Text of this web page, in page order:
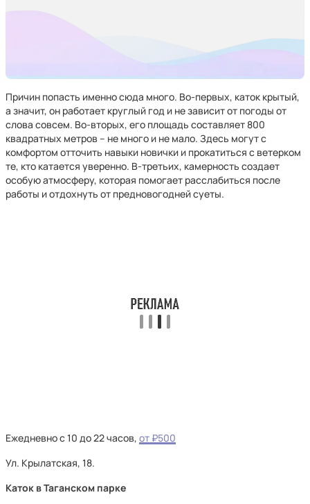
Причин попасть именно сюда много. Во-первых, каток крытый,
а значит, он работает круглый год и не зависит от погоды от
слова совсем. Во-вторых, его площадь составляет 800
квадратных метров – не много и не мало. Здесь могут с
комфортом отточить навыки новички и прокатиться с ветерком
те, кто катается уверенно. В-третьих, камерность создает
особую атмосферу, которая помогает расслабиться после
работы и отдохнуть от предновогодней суеты.
Ежедневно с 10 до 22 часов, от ₽500
Ул. Крылатская, 18.
Каток в Таганском парке